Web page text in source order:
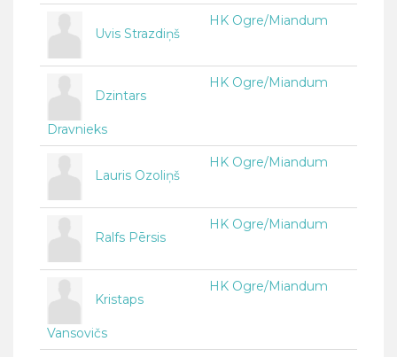
Uvis Strazdiņš
HK Ogre/Miandum
Dzintars
Dravnieks
HK Ogre/Miandum
Lauris Ozoliņš
HK Ogre/Miandum
Ralfs Pērsis
HK Ogre/Miandum
Kristaps
Vansovičs
HK Ogre/Miandum